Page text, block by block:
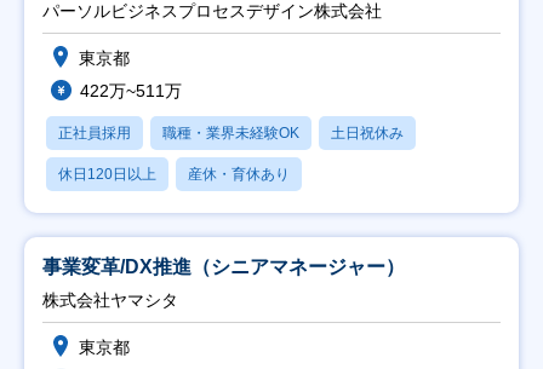
パーソルビジネスプロセスデザイン株式会社
東京都
422万~511万
正社員採用 職種・業界未経験OK 土日祝休み
休日120日以上 産休・育休あり
事業変革/DX推進（シニアマネージャー）
株式会社ヤマシタ
東京都